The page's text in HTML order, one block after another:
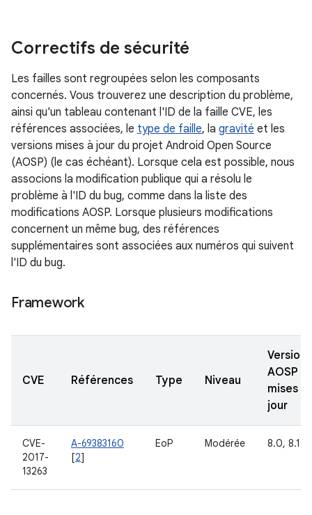
Correctifs de sécurité
Les failles sont regroupées selon les composants
concernés. Vous trouverez une description du problème,
ainsi qu'un tableau contenant l'ID de la faille CVE, les
références associées, le type de faille, la gravité et les
versions mises à jour du projet Android Open Source
(AOSP) (le cas échéant). Lorsque cela est possible, nous
associons la modification publique qui a résolu le
problème à l'ID du bug, comme dans la liste des
modifications AOSP. Lorsque plusieurs modifications
concernent un même bug, des références
supplémentaires sont associées aux numéros qui suivent
l'ID du bug.
Framework
CVE Références Type Niveau
Versions
AOSP
mises à
jour
CVE-
2017-
13263
A-69383160
[2]
EoP Modérée 8.0, 8.1